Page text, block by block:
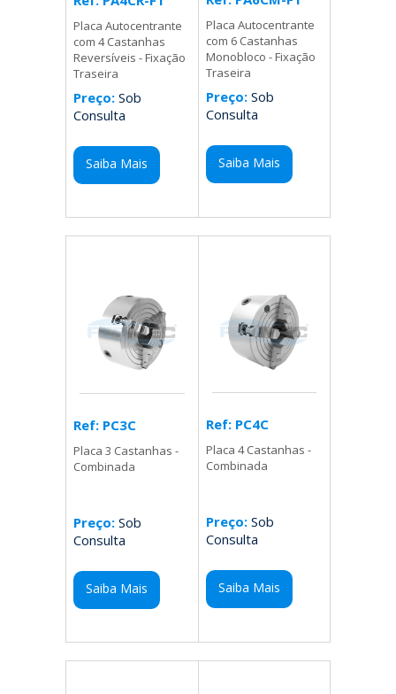
Placa Autocentrante
com 4 Castanhas
Reversíveis - Fixação
Traseira
Preço: Sob
Consulta
Saiba Mais
Placa Autocentrante
com 6 Castanhas
Monobloco - Fixação
Traseira
Preço:Sob
Consulta
Saiba Mais
Ref: PC3C
Placa 3 Castanhas -
Combinada
Preço: Sob
Consulta
Saiba Mais
Ref: PC4C
Placa 4 Castanhas -
Combinada
Preço:Sob
Consulta
Saiba Mais